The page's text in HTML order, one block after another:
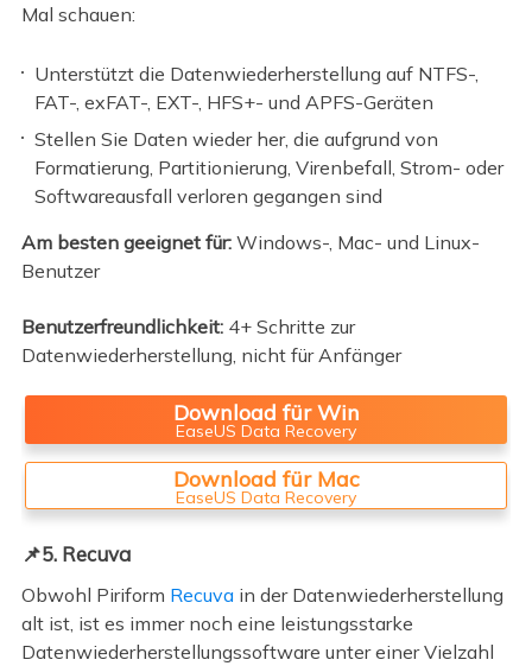
Mal schauen:
Unterstützt die Datenwiederherstellung auf NTFS-,
FAT-, exFAT-, EXT-, HFS+- und APFS-Geräten
Stellen Sie Daten wieder her, die aufgrund von
Formatierung, Partitionierung, Virenbefall, Strom- oder
Softwareausfall verloren gegangen sind
Am besten geeignet für:Windows-, Mac- und Linux-
Benutzer
Benutzerfreundlichkeit:4+ Schritte zur
Datenwiederherstellung, nicht für Anfänger
Download für Win
EaseUS Data Recovery
Download für Mac
EaseUS Data Recovery
📌5. Recuva
Obwohl Piriform Recuvain der Datenwiederherstellung
alt ist, ist es immer noch eine leistungsstarke
Datenwiederherstellungssoftware unter einer Vielzahl